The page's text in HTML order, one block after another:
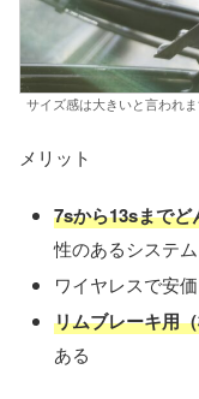
サイズ感は大きいと言われ
メリット
7sから13sまで
性のあるシステム
ワイヤレスで安価
リムブレーキ用
ある